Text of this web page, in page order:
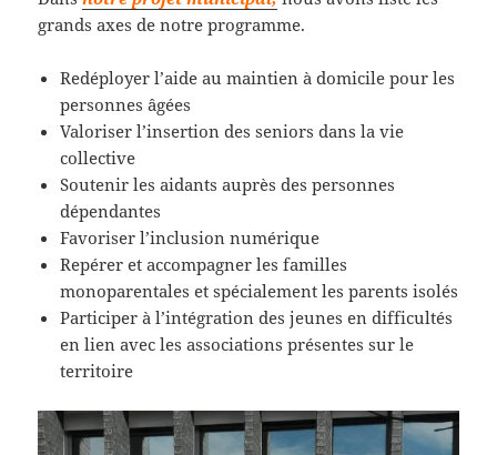
grands axes de notre programme.
Redéployer l’aide au maintien à domicile pour les
personnes âgées
Valoriser l’insertion des seniors dans la vie
collective
Soutenir les aidants auprès des personnes
dépendantes
Favoriser l’inclusion numérique
Repérer et accompagner les familles
monoparentales et spécialement les parents isolés
Participer à l’intégration des jeunes en difficultés
en lien avec les associations présentes sur le
territoire